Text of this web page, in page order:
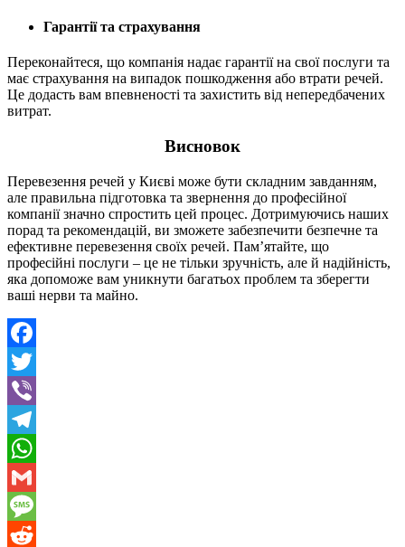
Гарантії та страхування
Переконайтеся, що компанія надає гарантії на свої послуги та
має страхування на випадок пошкодження або втрати речей.
Це додасть вам впевненості та захистить від непередбачених
витрат.
Висновок
Перевезення речей у Києві може бути складним завданням,
але правильна підготовка та звернення до професійної
компанії значно спростить цей процес. Дотримуючись наших
порад та рекомендацій, ви зможете забезпечити безпечне та
ефективне перевезення своїх речей. Пам’ятайте, що
професійні послуги – це не тільки зручність, але й надійність,
яка допоможе вам уникнути багатьох проблем та зберегти
ваші нерви та майно.
Facebook
Twitter
Viber
Telegram
WhatsApp
Gmail
Message